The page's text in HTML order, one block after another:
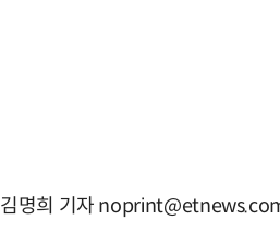
김명희 기자